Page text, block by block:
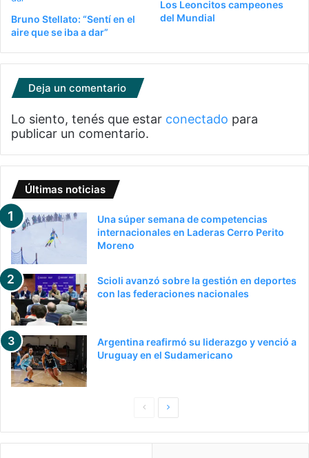
Bruno Stellato: “Sentí en el
aire que se iba a dar”
Los Leoncitos campeones
del Mundial
Deja un comentario
Lo siento, tenés que estar conectado para
publicar un comentario.
Últimas noticias
Una súper semana de competencias
internacionales en Laderas Cerro Perito
Moreno
Scioli avanzó sobre la gestión en deportes
con las federaciones nacionales
Argentina reafirmó su liderazgo y venció a
Uruguay en el Sudamericano
PaginaSiguiente